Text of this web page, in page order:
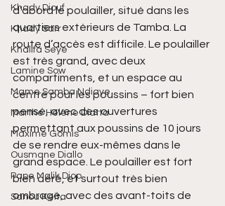
Khady Diouf
Khady Sarr
Khalifa Seye
Lamine Sow
Mame Samba Ndiaye
Marthe Hélène Diatta
Maxime Gomis
Ousmane Diallo
Pape Malik Diop
Sanou Keita
d’abord le poulailler, situé dans les
quartiers extérieurs de Tamba. La
route d’accès est difficile. Le poulailler
est très grand, avec deux
compartiments, et un espace au
centre pour les poussins – fort bien
pensé, avec des ouvertures
permettant aux poussins de 10 jours
de se rendre eux-mêmes dans le
grand espace. Le poulailler est fort
bien aéré, et surtout très bien
ombragé, avec des avant-toits de